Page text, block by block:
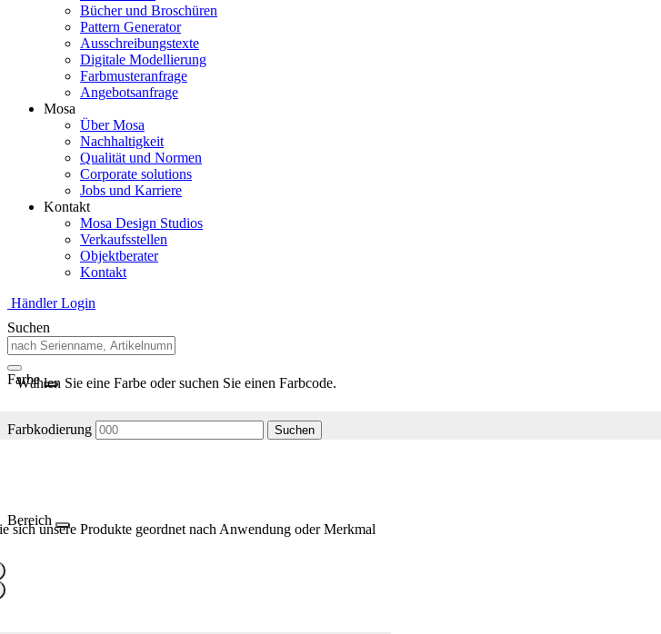
Bücher und Broschüren
Pattern Generator
Ausschreibungstexte
Digitale Modellierung
Farbmusteranfrage
Angebotsanfrage
Mosa
Über Mosa
Nachhaltigkeit
Qualität und Normen
Corporate solutions
Jobs und Karriere
Kontakt
Mosa Design Studios
Verkaufsstellen
Objektberater
Kontakt
Händler Login
Suchen
Farbe
Wählen Sie eine Farbe oder suchen Sie einen Farbcode.
Farbkodierung Suchen
Bereich
sich unsere Produkte geordnet nach Anwendung oder Merkmal